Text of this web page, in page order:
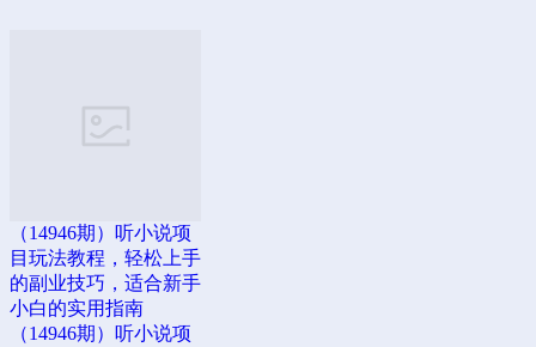
（14946期）听小说项
目玩法教程，轻松上手
的副业技巧，适合新手
小白的实用指南
（14946期）听小说项